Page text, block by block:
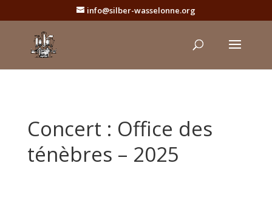
info@silber-wasselonne.org
Concert : Office des
ténèbres – 2025